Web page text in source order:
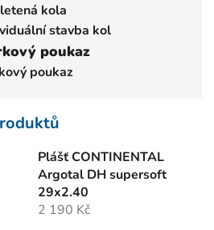
kola
stavba kol
poukaz
poukaz
Plášť CONTINENTAL
Argotal DH supersoft
29x2.40
2 190 Kč